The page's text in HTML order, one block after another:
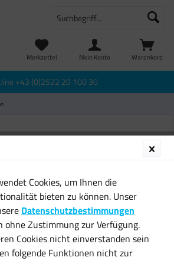
Warenkorb
Merkzettel Mein Konto
+43 (0)2522 20 100 30
Cookies, um Ihnen die
bieten zu können. Unser
Datenschutzbestimmungen
ohne Zustimmung zur Verfügung.
Cookies nicht einverstanden sein
folgende Funktionen nicht zur